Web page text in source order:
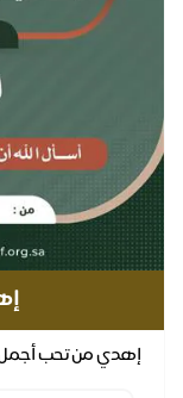
إهدي من تحب أجمل